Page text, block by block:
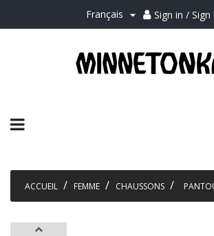
Français  Sign in / Sign
navigation
ACCUEIL FEMME CHAUSSONS